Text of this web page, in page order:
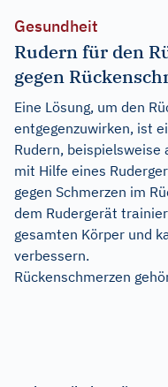
Gesundheit
Rudern für den
gegen
Eine Lösung, um den
entgegenzuwirken, ist
Rudern, beispielsweise
mit Hilfe eines
gegen Schmerzen im
dem Rudergerät
gesamten Körper und
verbessern.
Rückenschmerzen